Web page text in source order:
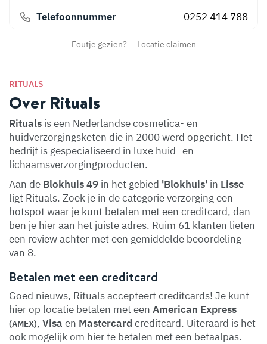
RITUALS
Over Rituals
Rituals is een Nederlandse cosmetica- en
huidverzorgingsketen die in 2000 werd opgericht. Het
bedrijf is gespecialiseerd in luxe huid- en
lichaamsverzorgingproducten.
Aan de Blokhuis 49 in het gebied 'Blokhuis' in Lisse
ligt Rituals. Zoek je in de categorie verzorging een
hotspot waar je kunt betalen met een creditcard, dan
ben je hier aan het juiste adres. Ruim 61 klanten lieten
een review achter met een gemiddelde beoordeling
van 8.
Betalen met een creditcard
Goed nieuws, Rituals accepteert creditcards! Je kunt
hier op locatie betalen met een American Express
(AMEX), Visa en Mastercard creditcard. Uiteraard is het
ook mogelijk om hier te betalen met een betaalpas.
Telefoonnummer
0252 414 788
Foutje gezien? Locatie claimen